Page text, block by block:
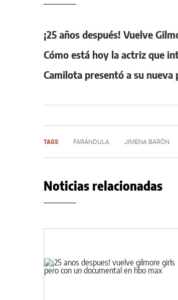
¡25 años después! Vuelve
Cómo está hoy la actriz que
Camilota presentó a su
TAGS FARÁNDULA JIMENA BARÒN
Noticias relacionadas